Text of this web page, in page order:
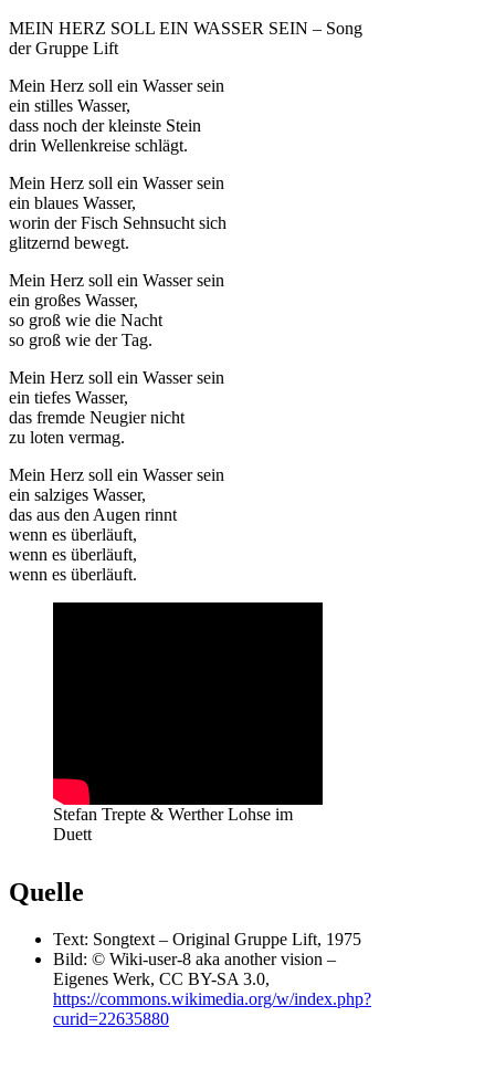
MEIN HERZ SOLL EIN WASSER SEIN – Song
der Gruppe Lift
Mein Herz soll ein Wasser sein
ein stilles Wasser,
dass noch der kleinste Stein
drin Wellenkreise schlägt.
Mein Herz soll ein Wasser sein
ein blaues Wasser,
worin der Fisch Sehnsucht sich
glitzernd bewegt.
Mein Herz soll ein Wasser sein
ein großes Wasser,
so groß wie die Nacht
so groß wie der Tag.
Mein Herz soll ein Wasser sein
ein tiefes Wasser,
das fremde Neugier nicht
zu loten vermag.
Mein Herz soll ein Wasser sein
ein salziges Wasser,
das aus den Augen rinnt
wenn es überläuft,
wenn es überläuft,
wenn es überläuft.
Stefan Trepte & Werther Lohse im
Duett
Quelle
Text: Songtext – Original Gruppe Lift, 1975
Bild: © Wiki-user-8 aka another vision –
Eigenes Werk, CC BY-SA 3.0,
https://commons.wikimedia.org/w/index.php?
curid=22635880